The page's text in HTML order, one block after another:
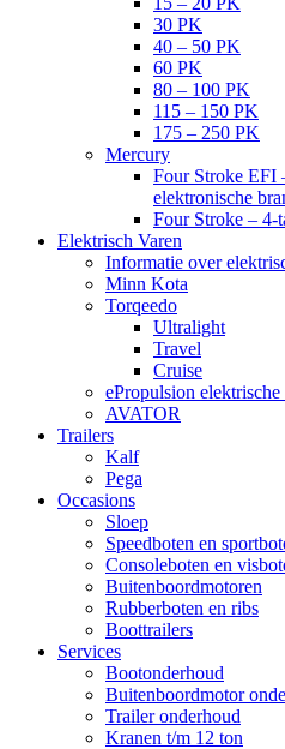
30 PK
40 – 50 PK
60 PK
80 – 100 PK
115 – 150 PK
175 – 250 PK
Mercury
Four Stroke EFI
elektronische
Four Stroke – 4-
Elektrisch Varen
Informatie over
Minn Kota
Torqeedo
Ultralight
Travel
Cruise
ePropulsion
AVATOR
Trailers
Kalf
Pega
Occasions
Sloep
Speedboten en
Consoleboten en
Buitenboordmotoren
Rubberboten en ribs
Boottrailers
Services
Bootonderhoud
Buitenboordmotor
Trailer onderhoud
Kranen t/m 12 ton